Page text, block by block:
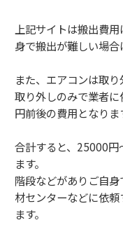
上記サイトは搬出費
身で搬出が難しい場合
また、エアコンは取り
取り外しのみで業者
円前後の費用となりま
合計すると、25000
ます。
階段などがありご自
材センターなどに依
ます。